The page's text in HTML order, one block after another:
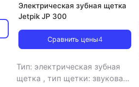
Электрическая зубная щетка
Jetpik JP 300
Сравнить цены4
Тип: электрическая зубная
щетка ,тип щетки: звуковая